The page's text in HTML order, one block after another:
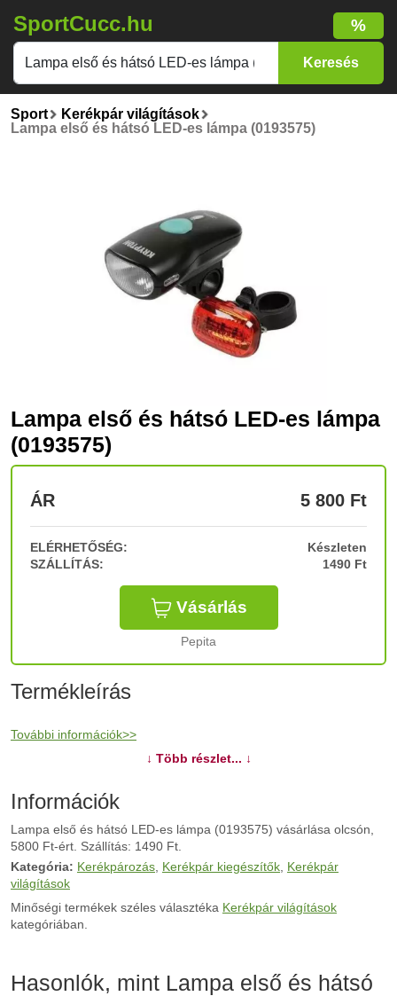
SportCucc.hu %
Sport
Kerékpár világítások
Lampa első és hátsó LED-es lámpa (0193575)
Lampa első és hátsó LED-es lámpa
(0193575)
ÁR 5 800 Ft
ELÉRHETŐSÉG:
Készleten
SZÁLLÍTÁS:
1490 Ft
Vásárlás
Pepita
Termékleírás
További információk>>
↓ Több részlet... ↓
Információk
Lampa első és hátsó LED-es lámpa (0193575) vásárlása olcsón,
5800 Ft-ért. Szállítás: 1490 Ft.
Kategória: Kerékpározás Kerékpár kiegészítők Kerékpár
világítások
Minőségi termékek széles választéka Kerékpár világítások
kategóriában.
Hasonlók, mint Lampa első és hátsó